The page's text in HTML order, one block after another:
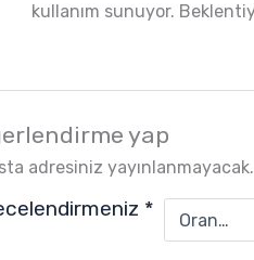
kullanım sunuyor.
yap
adresiniz yayınlanmayacak.
*